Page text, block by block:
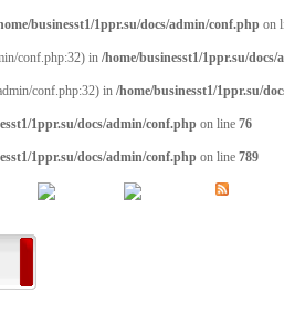
businesst1/1ppr.su/docs/admin/conf.php on
conf.php:32) in /home/businesst1/1ppr.su/
conf.php:32) in /home/businesst1/1ppr.su/
1ppr.su/docs/admin/conf.php on line 76
1ppr.su/docs/admin/conf.php on line 789